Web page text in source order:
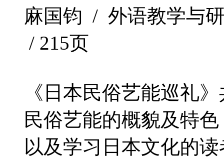
麻国钧 / 外语教学与
/ 215页
《日本民俗艺能巡礼
民俗艺能的概貌及特
以及学习日本文化的